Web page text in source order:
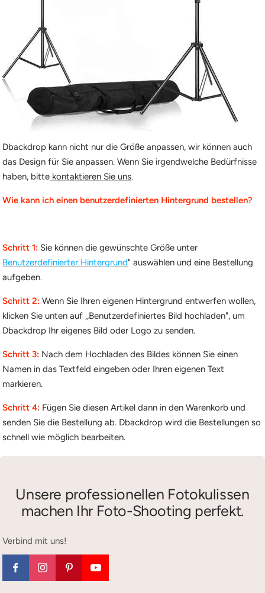
Dbackdrop kann nicht nur die Größe anpassen, wir können auch
das Design für Sie anpassen. Wenn Sie irgendwelche Bedürfnisse
haben, bitte kontaktieren Sie uns.
Wie kann ich einen benutzerdefinierten Hintergrund bestellen?
Schritt 1: Sie können die gewünschte Größe unter
Benutzerdefinierter Hintergrund" auswählen und eine Bestellung
aufgeben.
Schritt 2: Wenn Sie Ihren eigenen Hintergrund entwerfen wollen,
klicken Sie unten auf ,,Benutzerdefiniertes Bild hochladen", um
Dbackdrop Ihr eigenes Bild oder Logo zu senden.
Schritt 3: Nach dem Hochladen des Bildes können Sie einen
Namen in das Textfeld eingeben oder Ihren eigenen Text
markieren.
Schritt 4: Fügen Sie diesen Artikel dann in den Warenkorb und
senden Sie die Bestellung ab. Dbackdrop wird die Bestellungen so
schnell wie möglich bearbeiten.
Unsere professionellen Fotokulissen
machen Ihr Foto-Shooting perfekt.
Verbind mit uns!